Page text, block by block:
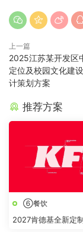
上一篇
2025江苏某开发区
定位及校园文化建
计策划方案
推荐方案
⑥餐饮
2027肯德基全新定